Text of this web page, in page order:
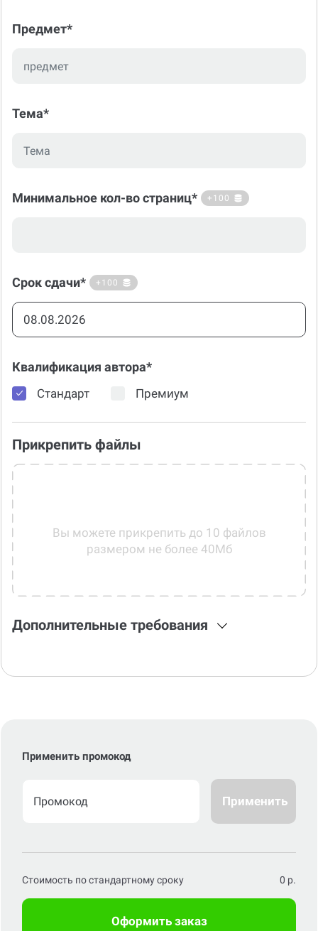
Предмет*
Тема*
Минимальное кол-во страниц* +100
Срок сдачи* +100
Квалификация автора*
Стандарт Премиум
Прикрепить файлы
Вы можете прикрепить до 10 файлов
размером не более 40Мб
Дополнительные требования
Применить промокод
Применить
Стоимость по стандартному сроку 0 р.
Оформить заказ